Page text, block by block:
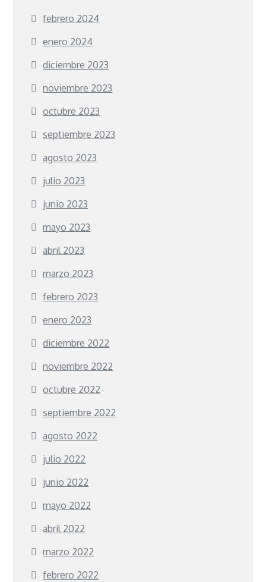
febrero 2024
enero 2024
diciembre 2023
noviembre 2023
octubre 2023
septiembre 2023
agosto 2023
julio 2023
junio 2023
mayo 2023
abril 2023
marzo 2023
febrero 2023
enero 2023
diciembre 2022
noviembre 2022
octubre 2022
septiembre 2022
agosto 2022
julio 2022
junio 2022
mayo 2022
abril 2022
marzo 2022
febrero 2022